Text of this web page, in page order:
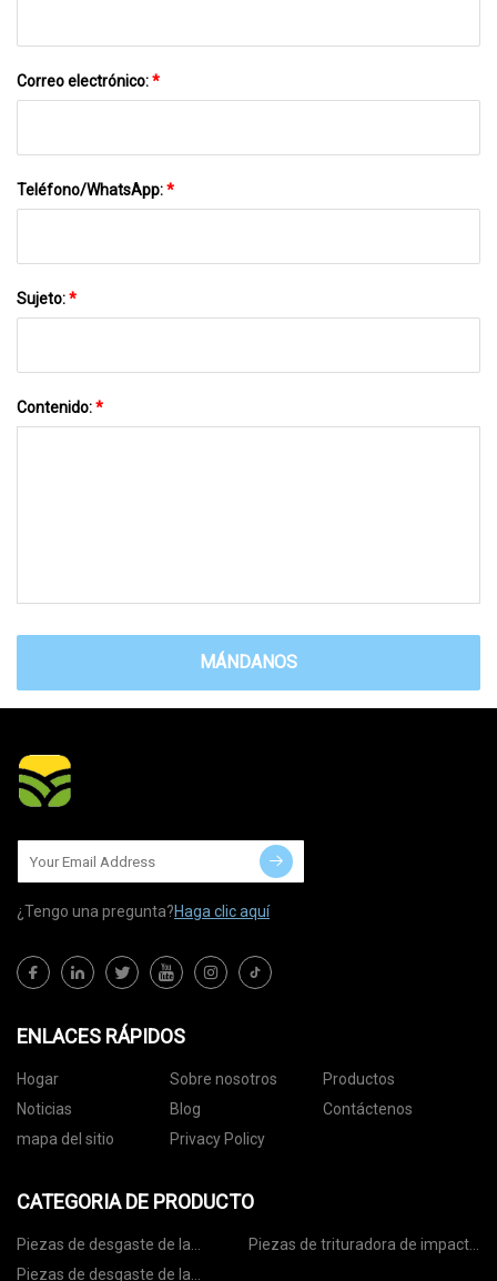
Correo electrónico:*
Teléfono/WhatsApp:*
Sujeto:*
Contenido:*
MÁNDANOS
¿Tengo una pregunta?Haga clic aquí
ENLACES RÁPIDOS
Hogar Sobre nosotros
Productos
Noticias
Blog
Contáctenos
mapa del sitio
Privacy Policy
CATEGORIA DE PRODUCTO
Piezas de desgaste de la
trituradora de cono
Piezas de trituradora de impacto
Piezas de desgaste de la